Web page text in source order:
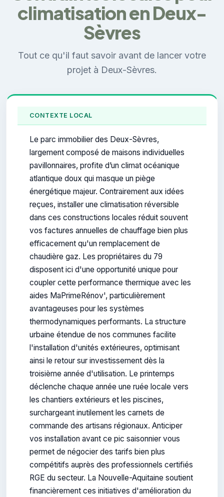
climatisation en Deux-
Sèvres
Tout ce qu'il faut savoir avant de lancer votre
projet à Deux-Sèvres.
CONTEXTE LOCAL
Le parc immobilier des Deux-Sèvres,
largement composé de maisons individuelles
pavillonnaires, profite d’un climat océanique
atlantique doux qui masque un piège
énergétique majeur. Contrairement aux idées
reçues, installer une climatisation réversible
dans ces constructions locales réduit souvent
vos factures annuelles de chauffage bien plus
efficacement qu'un remplacement de
chaudière gaz. Les propriétaires du 79
disposent ici d'une opportunité unique pour
coupler cette performance thermique avec les
aides MaPrimeRénov', particulièrement
avantageuses pour les systèmes
thermodynamiques performants. La structure
urbaine étendue de nos communes facilite
l'installation d'unités extérieures, optimisant
ainsi le retour sur investissement dès la
troisième année d'utilisation. Le printemps
déclenche chaque année une ruée locale vers
les chantiers extérieurs et les piscines,
surchargeant inutilement les carnets de
commande des artisans régionaux. Anticiper
vos installation avant ce pic saisonnier vous
permet de négocier des tarifs bien plus
compétitifs auprès des professionnels certifiés
RGE du secteur. La Nouvelle-Aquitaine soutient
financièrement ces initiatives d'amélioration du